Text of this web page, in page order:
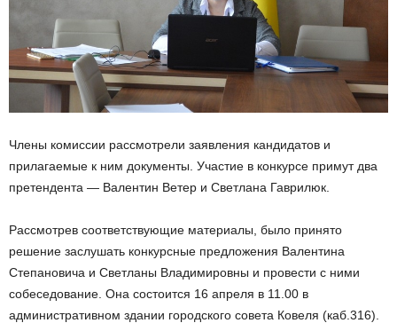
Члены комиссии рассмотрели заявления кандидатов и
прилагаемые к ним документы. Участие в конкурсе примут два
претендента — Валентин Ветер и Светлана Гаврилюк.
Рассмотрев соответствующие материалы, было принято
решение заслушать конкурсные предложения Валентина
Степановича и Светланы Владимировны и провести с ними
собеседование. Она состоится 16 апреля в 11.00 в
административном здании городского совета Ковеля (каб.316).